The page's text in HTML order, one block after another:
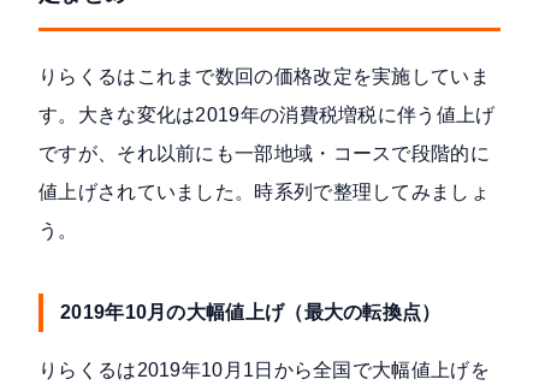
りらくるはこれまで数回の価格改定を実施していま
す。大きな変化は2019年の消費税増税に伴う値上げ
ですが、それ以前にも一部地域・コースで段階的に
値上げされていました。時系列で整理してみましょ
う。
2019年10月の大幅値上げ（最大の転換点）
りらくるは2019年10月1日から全国で大幅値上げ を